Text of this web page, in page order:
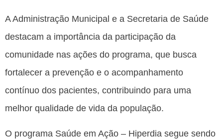
A Administração Municipal e a Secretaria de Saúde
destacam a importância da participação da
comunidade nas ações do programa, que busca
fortalecer a prevenção e o acompanhamento
contínuo dos pacientes, contribuindo para uma
melhor qualidade de vida da população.
O programa Saúde em Ação – Hiperdia segue sendo